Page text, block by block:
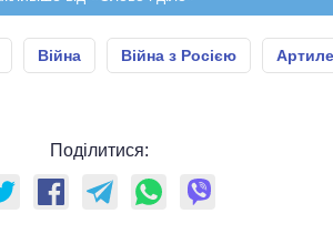
Війна Війна з Росією
Поділитися: